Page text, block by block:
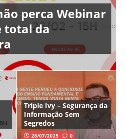
perca Webinar
total da
Triple Ivy – Segurança da
Informação Sem
Segredos
28/07/2025 0